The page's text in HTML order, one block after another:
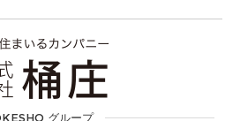
グループ